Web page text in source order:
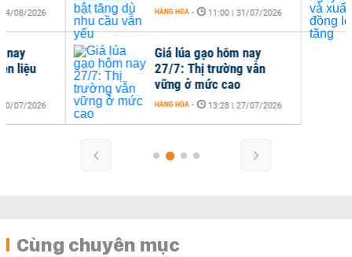
HÀNG HÓA - 11:00 | 31/07/2026 HÀNG
Giá lúa gạo hôm nay
27/7: Thị trường vẫn
vững ở mức cao
HÀNG HÓA - 13:28 | 27/07/2026
Cùng chuyên mục